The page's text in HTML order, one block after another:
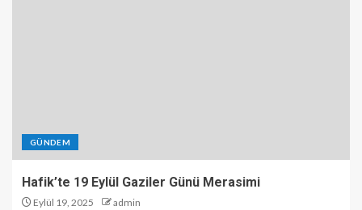
GÜNDEM
Hafik’te 19 Eylül Gaziler Günü Merasimi
Eylül 19, 2025 admin